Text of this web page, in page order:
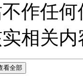
作任
相关内